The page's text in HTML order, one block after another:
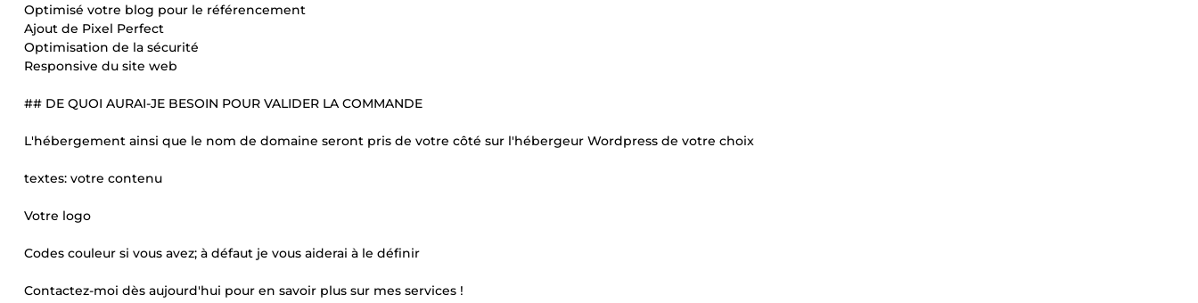
Optimisé votre blog pour le référencement
Ajout de Pixel Perfect
Optimisation de la sécurité
Responsive du site web
## DE QUOI AURAI-JE BESOIN POUR VALIDER LA COMMANDE
L'hébergement ainsi que le nom de domaine seront pris de votre côté sur l'hébergeur Wordpress de votre choix
textes: votre contenu
Votre logo
Codes couleur si vous avez; à défaut je vous aiderai à le définir
Contactez-moi dès aujourd'hui pour en savoir plus sur mes services !